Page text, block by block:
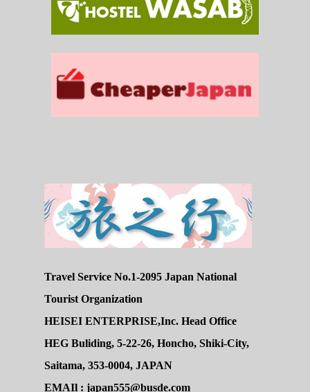
Travel Service No.1-2095 Japan National
Tourist Organization
HEISEI ENTERPRISE,Inc. Head Office
HEG Buliding, 5-22-26, Honcho, Shiki-City,
Saitama, 353-0004, JAPAN
EMAIl : japan555@busde.com